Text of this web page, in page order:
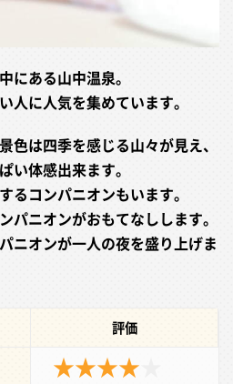
にある山中温泉。
人に人気を集めています。
色は四季を感じる山々が見え、
い体感出来ます。
るコンパニオンもいます。
パニオンがおもてなしします。
ニオンが一人の夜を盛り上げま
評価
★★★★